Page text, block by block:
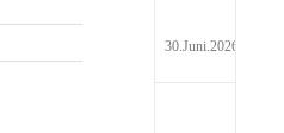
30.Juni.2026